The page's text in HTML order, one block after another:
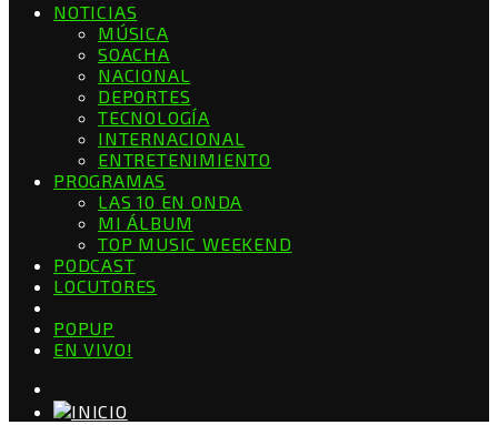
NOTICIAS
MÚSICA
SOACHA
NACIONAL
DEPORTES
TECNOLOGÍA
INTERNACIONAL
ENTRETENIMIENTO
PROGRAMAS
LAS 10 EN ONDA
MI ÁLBUM
TOP MUSIC WEEKEND
PODCAST
LOCUTORES
POPUP
EN VIVO!